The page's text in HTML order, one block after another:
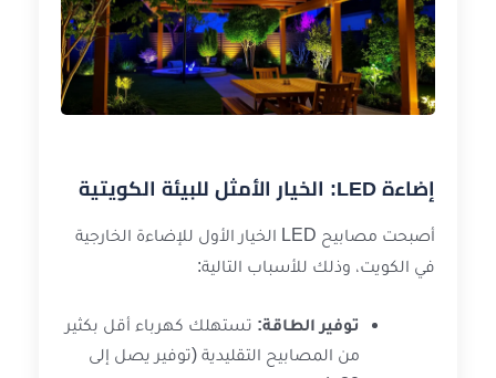
إضاءة LED: الخيار الأمثل للبيئة الكويتية
أصبحت مصابيح LED الخيار الأول للإضاءة الخارجية
في الكويت، وذلك للأسباب التالية:
توفير الطاقة: تستهلك كهرباء أقل بكثير
من المصابيح التقليدية (توفير يصل إلى